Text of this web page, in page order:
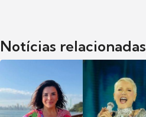
Notícias relacionadas